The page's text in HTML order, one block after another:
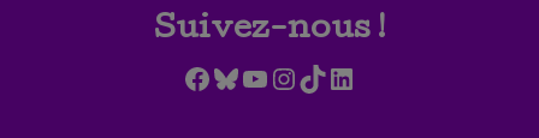
Suivez-nous !
Facebook
Bluesky
YouTube
Instagram
TikTokLinkedIn